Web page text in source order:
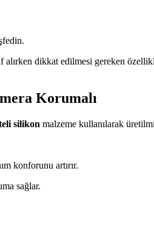
dikkat edilmesi gereken
Korumalı
silikon malzeme kullanılarak
konforunu artırır.
sağlar.